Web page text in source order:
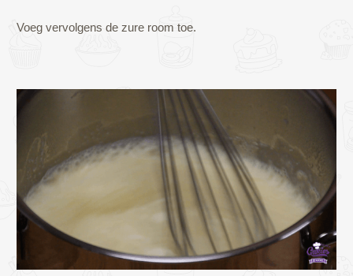
Voeg vervolgens de zure room toe.